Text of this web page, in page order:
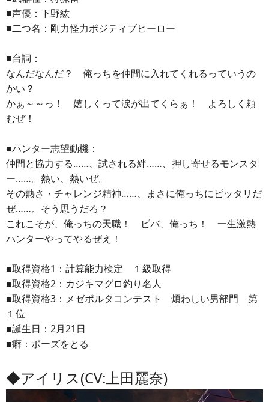
■声優：下野紘
■二つ名：剛力怪力ポジティブヒーロー
■台詞：
なんだなんだ？ 俺っちを仲間に入れてくれるっていうの
かい？
かぁ～～っ！ 嬉しくって涙が出てくらぁ！ よろしく頼
むぜ！
■ハンター志望動機：
仲間と協力する……、試される絆……、押し寄せるモンスタ
ー……。熱い、熱いぜ。
その熱さ・チャレンジ精神……、まさに俺っちにピッタリだ
ぜ……。そう思うだろ？
これこそが、俺っちの天職！ ビバ、俺っち！ 一生激熱
ハンターやってやるぜえ！
■取得資格1：計算能力検定 １級取得
■取得資格2：カジキマグロ釣り名人
■取得資格3：メゼポルタコンテスト 煩わしい男部門 第
１位
■誕生日：2月21日
■癖：ポーズをとる
◆アイリス(CV:上田麗奈)